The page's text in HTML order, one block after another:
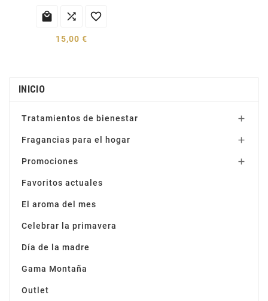
  
15,00 €
INICIO
Tratamientos de bienestar 
Fragancias para el hogar 
Promociones 
Favoritos actuales
El aroma del mes
Celebrar la primavera
Día de la madre
Gama Montaña
Outlet